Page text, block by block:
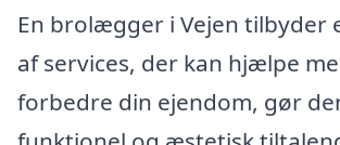
En brolægger i Vejen tilbyder
af services, der kan hjælpe
forbedre din ejendom, gør